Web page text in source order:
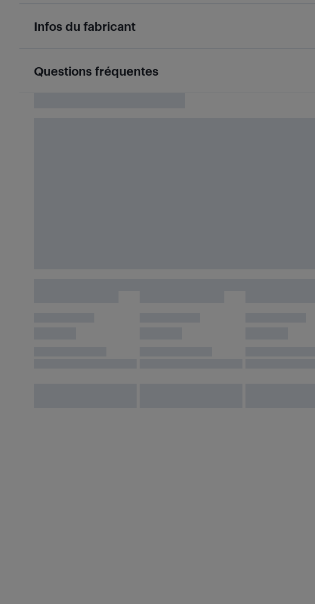
Infos du fabricant
Questions fréquentes